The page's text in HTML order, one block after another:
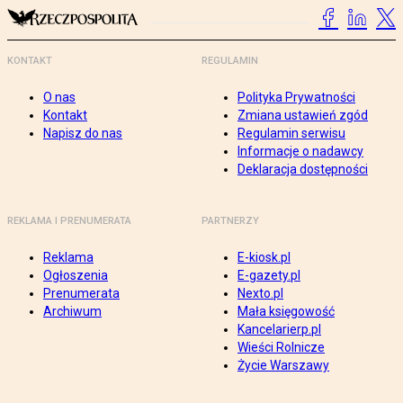
KONTAKT
O nas
Kontakt
Napisz do nas
REGULAMIN
Polityka Prywatności
Zmiana ustawień zgód
Regulamin serwisu
Informacje o nadawcy
Deklaracja dostępności
REKLAMA I PRENUMERATA
Reklama
Ogłoszenia
Prenumerata
Archiwum
PARTNERZY
E-kiosk.pl
E-gazety.pl
Nexto.pl
Mała księgowość
Kancelarierp.pl
Wieści Rolnicze
Życie Warszawy